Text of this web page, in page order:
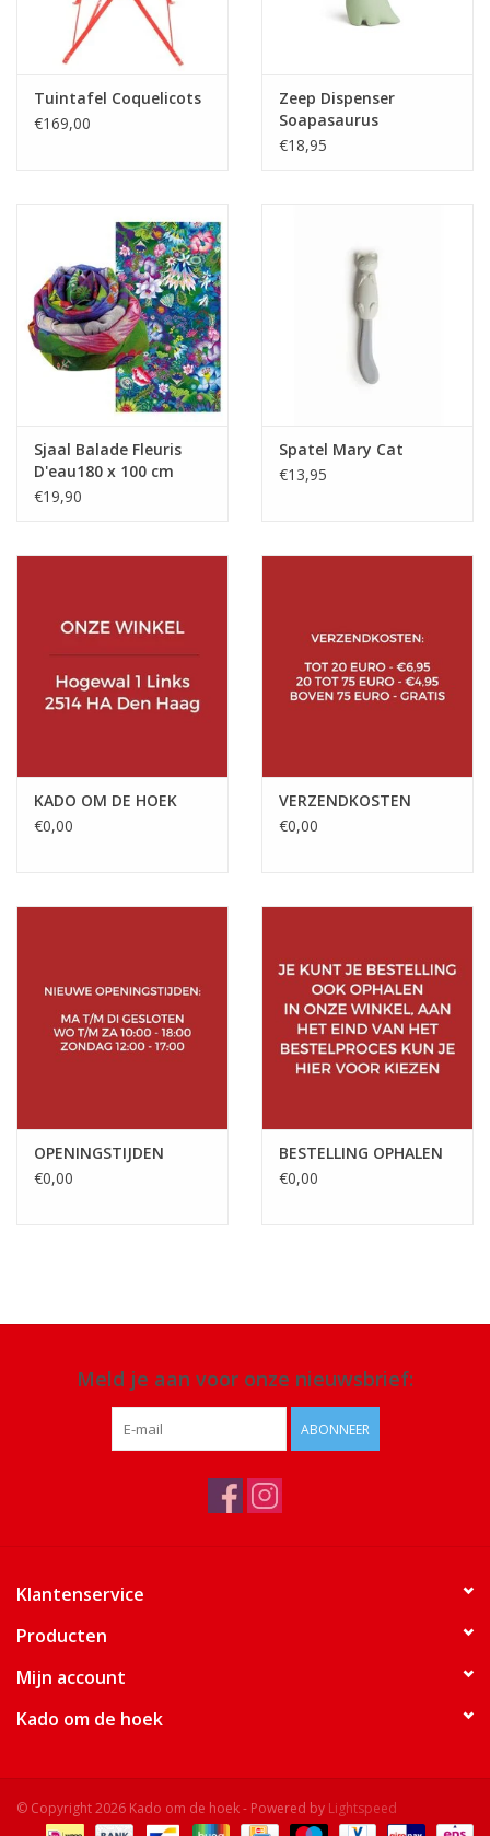
Tuintafel Coquelicots
€169,00
Zeep Dispenser
Soapasaurus
€18,95
Sjaal Balade Fleuris
D'eau180 x 100 cm
€19,90
Spatel Mary Cat
€13,95
KADO OM DE HOEK
€0,00
VERZENDKOSTEN
€0,00
OPENINGSTIJDEN
€0,00
BESTELLING OPHALEN
€0,00
Meld je aan voor onze nieuwsbrief:
ABONNEER
Klantenservice
Producten
Mijn account
Kado om de hoek
© Copyright 2026 Kado om de hoek - Powered by Lightspeed